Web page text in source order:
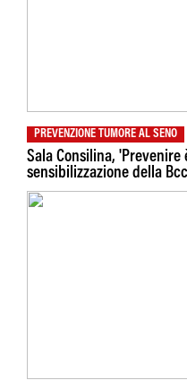
PREVENZIONE TUMORE AL SENO
Sala Consilina,
sensibilizzazione della